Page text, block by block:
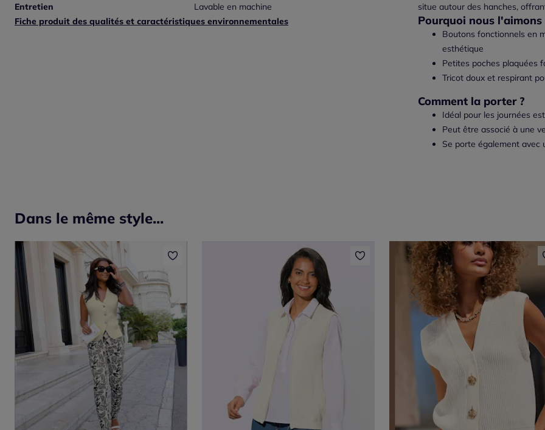
Entretien
Lavable en machine
Fiche produit des qualités et caractéristiques environnementales
situe autour des hanches,
Pourquoi nous l'aimons
Boutons fonctionnels en
esthétique
Petites poches plaquées
Tricot doux et respirant
Comment la porter ?
Idéal pour les journées
Peut être associé à une
Se porte également avec
Dans le même style...